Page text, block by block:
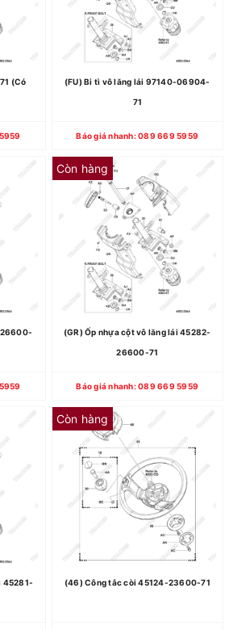
(Có (FU) Bi tì vô lăng lái 97140-06904-
71
Báo giá nhanh: 089 669 5959
26600-
Còn hàng
(GR) Ốp nhựa cột vô lăng lái 45282-
26600-71
Báo giá nhanh: 089 669 5959
45281-
Còn hàng
(46) Công tắc còi 45124-23600-71